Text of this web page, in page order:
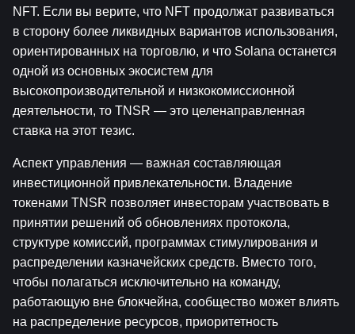
NFT. Если вы верите, что NFT продолжат развиваться
в сторону более ликвидных вариантов использования,
ориентированных на торговлю, и что Solana останется
одной из основных экосистем для
высокопроизводительной и низкокомиссионной
деятельности, то TNSR — это целенаправленная
ставка на этот тезис.
Аспект управления — важная составляющая
инвестиционной привлекательности. Владение
токенами TNSR позволяет инвесторам участвовать в
принятии решений об обновлениях протокола,
структуре комиссий, программах стимулирования и
распределении казначейских средств. Вместо того,
чтобы полагаться исключительно на команду,
работающую вне блокчейна, сообщество может влиять
на распределение ресурсов, приоритетность